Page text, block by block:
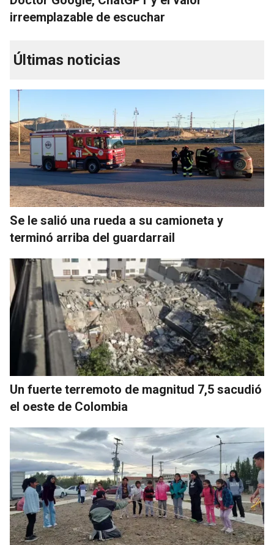
irreemplazable de escuchar
Últimas noticias
Se le salió una rueda a su camioneta y
terminó arriba del guardarrail
Un fuerte terremoto de magnitud 7,5 sacudió
el oeste de Colombia